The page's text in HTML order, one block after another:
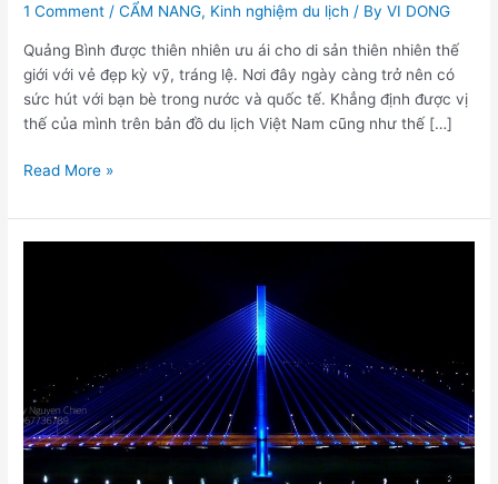
1 Comment /CẨM NANG, Kinh nghiệm du lịch / ByVI DONG
Quảng Bình được thiên nhiên ưu ái cho di sản thiên nhiên thế
giới với vẻ đẹp kỳ vỹ, tráng lệ. Nơi đây ngày càng trở nên có
sức hút với bạn bè trong nước và quốc tế. Khẳng định được vị
thế của mình trên bản đồ du lịch Việt Nam cũng như thế […]
Read More »
vào
tháng
mấy?